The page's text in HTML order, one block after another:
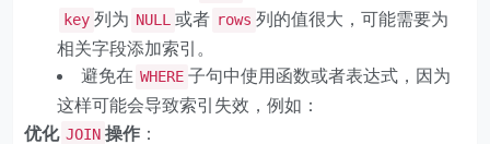
key 列为 NULL 或者 rows 列的值很大，可能需要为
相关字段添加索引。
避免在 WHERE 子句中使用函数或者表达式，因为
这样可能会导致索引失效，例如：
优化 JOIN 操作 ：